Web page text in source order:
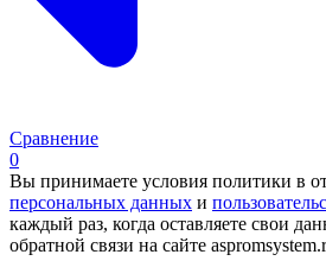
Сравнение
0
Вы принимаете условия политики в
персональных данных и
каждый раз, когда оставляете свои
обратной связи на сайте